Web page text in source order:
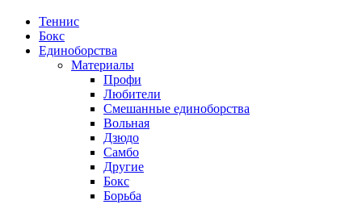
Теннис
Бокс
Единоборства
Материалы
Профи
Любители
Смешанные единоборства
Вольная
Дзюдо
Самбо
Другие
Бокс
Борьба